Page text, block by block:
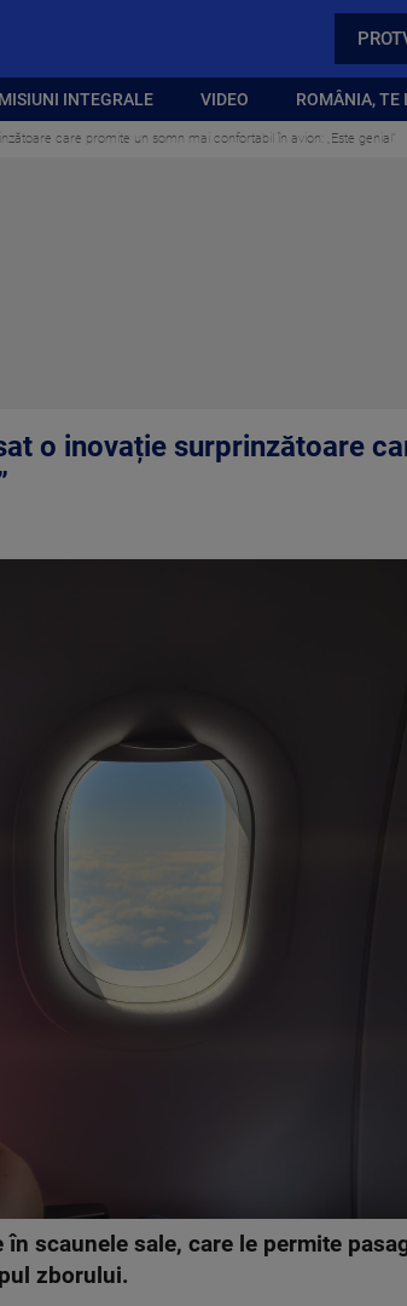
INTEGRALE VIDEO ROMÂNIA, TE
care promite un somn mai confortabil în avion: „Este genial”
o inovație surprinzătoare
scaunele sale, care le permite
zborului.